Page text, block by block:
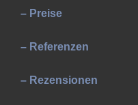
– Preise
– Referenzen
– Rezensionen